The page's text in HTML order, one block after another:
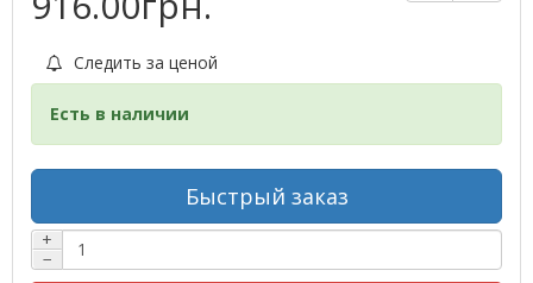
Следить за ценой
Есть в наличии
Быстрый заказ
+
−